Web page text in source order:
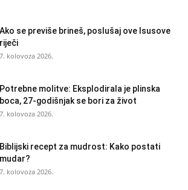
Ako se previše brineš, poslušaj ove Isusove
riječi
7. kolovoza 2026.
Potrebne molitve: Eksplodirala je plinska
boca, 27-godišnjak se bori za život
7. kolovoza 2026.
Biblijski recept za mudrost: Kako postati
mudar?
7. kolovoza 2026.